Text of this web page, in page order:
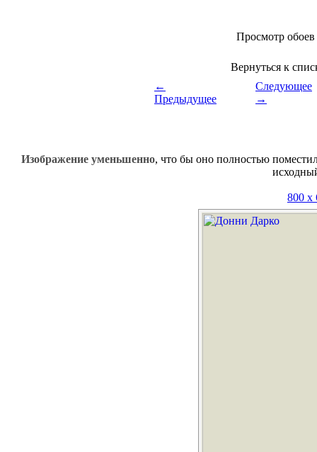
Просмотр
Вернуться к
←
Предыдущее
Следующее
→
Изображение уменьшенно, что бы оно полностью
800 x